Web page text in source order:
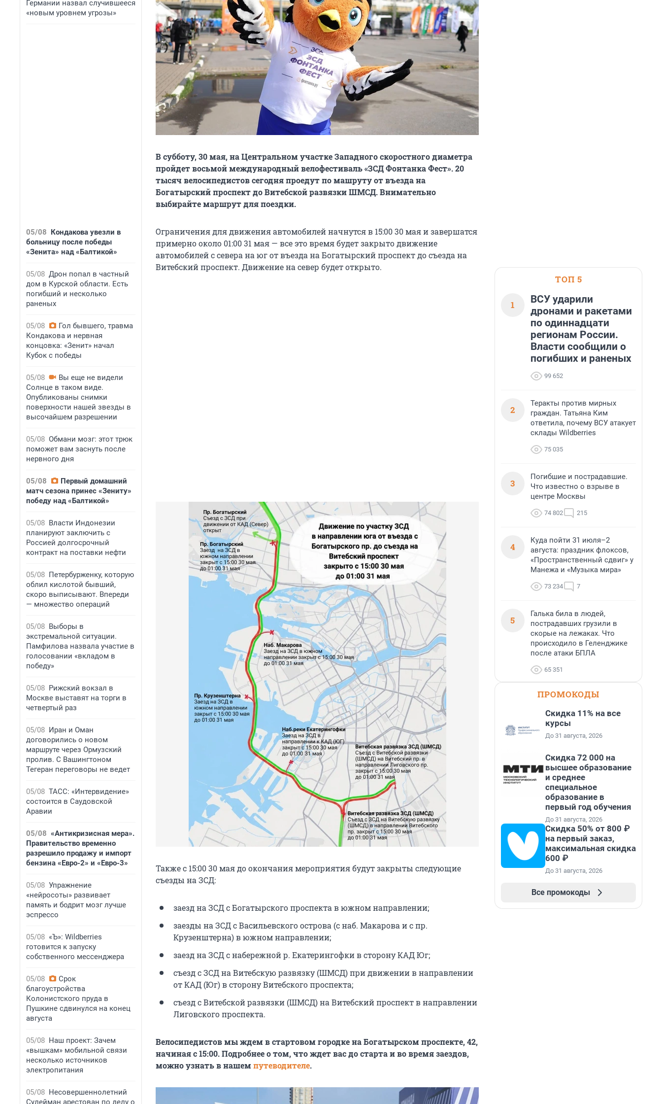
Германии назвал случившееся
«новым уровнем угрозы»
05/08 Кондакова увезли в
больницу после победы
«Зенита» над «Балтикой»
05/08 Дрон попал в частный
дом в Курской области. Есть
погибший и несколько
раненых
05/08
Гол бывшего, травма
Кондакова и нервная
концовка: «Зенит» начал
Кубок с победы
05/08
Вы еще не видели
Солнце в таком виде.
Опубликованы снимки
поверхности нашей звезды в
высочайшем разрешении
05/08 Обмани мозг: этот трюк
поможет вам заснуть после
нервного дня
05/08
Первый домашний
матч сезона принес «Зениту»
победу над «Балтикой»
05/08 Власти Индонезии
планируют заключить с
Россией долгосрочный
контракт на поставки нефти
05/08 Петербурженку, которую
облил кислотой бывший,
скоро выписывают. Впереди
— множество операций
05/08 Выборы в
экстремальной ситуации.
Памфилова назвала участие в
голосовании «вкладом в
победу»
05/08 Рижский вокзал в
Москве выставят на торги в
четвертый раз
05/08 Иран и Оман
договорились о новом
маршруте через Ормузский
пролив. С Вашингтоном
Тегеран переговоры не ведет
05/08 ТАСС: «Интервидение»
состоится в Саудовской
Аравии
05/08 «Антикризисная мера».
Правительство временно
разрешило продажу и импорт
бензина «Евро-2» и «Евро-3»
05/08 Упражнение
«нейросоты» развивает
память и бодрит мозг лучше
эспрессо
05/08 «Ъ»: Wildberries
готовится к запуску
собственного мессенджера
05/08
Срок
благоустройства
Колонистского пруда в
Пушкине сдвинулся на конец
августа
05/08 Наш проект: Зачем
«вышкам» мобильной связи
несколько источников
электропитания
05/08 Несовершеннолетний
Сулейман арестован по делу о
В субботу, 30 мая, на Центральном участке Западного скоростного диаметра
пройдет восьмой международный велофестиваль «ЗСД Фонтанка Фест». 20
тысяч велосипедистов сегодня проедут по машруту от въезда на
Богатырский проспект до Витебской развязки ШМСД. Внимательно
выбирайте маршрут для поездки.
Ограничения для движения автомобилей начнутся в 15:00 30 мая и завершатся
примерно около 01:00 31 мая — все это время будет закрыто движение
автомобилей с севера на юг от въезда на Богатырский проспект до съезда на
Витебский проспект. Движение на север будет открыто.
Также с 15:00 30 мая до окончания мероприятия будут закрыты следующие
съезды на ЗСД:
заезд на ЗСД с Богатырского проспекта в южном направлении;
заезды на ЗСД с Васильевского острова (с наб. Макарова и с пр.
Крузенштерна) в южном направлении;
заезд на ЗСД с набережной р. Екатерингофки в сторону КАД Юг;
съезд с ЗСД на Витебскую развязку (ШМСД) при движении в направлении
от КАД (Юг) в сторону Витебского проспекта;
съезд с Витебской развязки (ШМСД) на Витебский проспект в направлении
Лиговского проспекта.
Велосипедистов мы ждем в стартовом городке на Богатырском проспекте, 42,
начиная с 15:00. Подробнее о том, что ждет вас до старта и во время заездов,
можно узнать в нашемпутеводителе.
ТОП 5
1
ВСУ ударили
дронами и ракетами
по одиннадцати
регионам России.
Власти сообщили о
погибших и раненых
99 652
2
Теракты против мирных
граждан. Татьяна Ким
ответила, почему ВСУ атакует
склады Wildberries
75 035
3
Погибшие и пострадавшие.
Что известно о взрыве в
центре Москвы
74 802 215
4
Куда пойти 31 июля–2
августа: праздник флоксов,
«Пространственный сдвиг» у
Манежа и «Музыка мира»
73 234 7
5
Галька била в людей,
пострадавших грузили в
скорые на лежаках. Что
происходило в Геленджике
после атаки БПЛА
65 351
ПРОМОКОДЫ
Скидка 11% на все
курсы
До 31 августа, 2026
Скидка 72 000 на
высшее образование
и среднее
специальное
образование в
первый год обучения
До 31 августа, 2026
Скидка 50% от 800 ₽
на первый заказ,
максимальная скидка
600 ₽
До 31 августа, 2026
Все промокоды